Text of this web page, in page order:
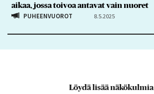
aikaa, jossa toivoa antavat vain nuoret
PUHEENVUOROT 8.5.2025
Löydä lisää näkökulmia